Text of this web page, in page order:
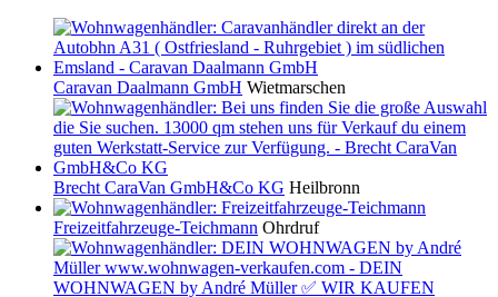
Caravan Daalmann GmbH Wietmarschen
Brecht CaraVan GmbH&Co KG Heilbronn
Freizeitfahrzeuge-Teichmann Ohrdruf